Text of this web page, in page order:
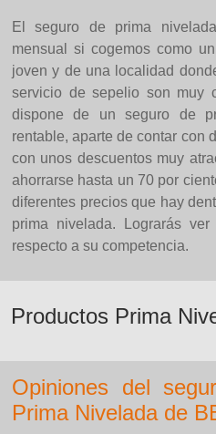
El seguro de prima
mensual si cogemos como
joven y de una localidad
servicio de sepelio son muy
dispone de un seguro de
rentable, aparte de contar con
con unos descuentos muy
ahorrarse hasta un 70 por
diferentes precios que hay
prima nivelada. Lograrás
respecto a su competencia.
Productos Prima
Opiniones del
Prima Nivelada de